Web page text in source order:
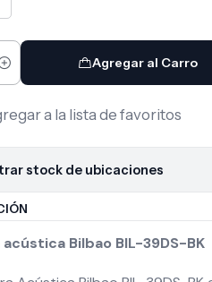
Agregar al Carro
a la lista de favoritos
stock de ubicaciones
Bilbao BIL-39DS-BK